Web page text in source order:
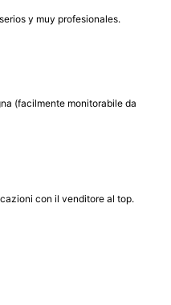
y muy profesionales.
(facilmente monitorabile da
con il venditore al top.